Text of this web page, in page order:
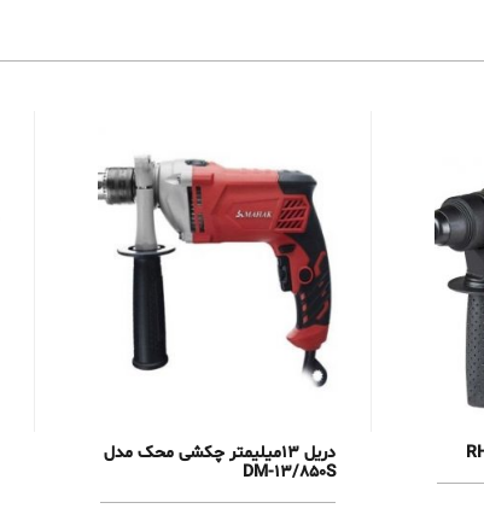
دریل 13میلیمتر چکشی محک مدل
DM-13/850S